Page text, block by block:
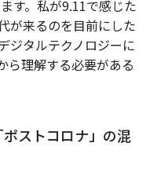
す。私が9.11で感じた
が来るのを目前にした
ジタルテクノロジーに
ら理解する必要がある
ストコロナ」の混